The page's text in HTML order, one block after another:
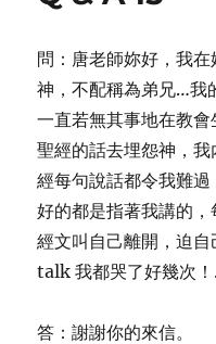
問：唐老師妳好，我
神，不配稱為弟兄…我
一直若無其事地在教
聖經的話去埋怨神，
經每句說話都令我難
好的都是指著我講的
經文叫自己離開，迫
talk 我都哭了好幾次
答：謝謝你的來信。